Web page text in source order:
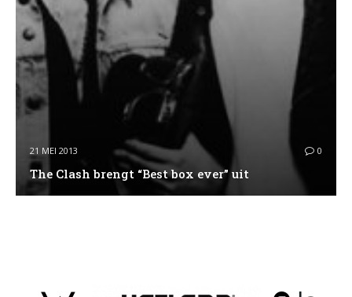
21 MEI 2013 0
The Clash brengt “Best box ever” uit